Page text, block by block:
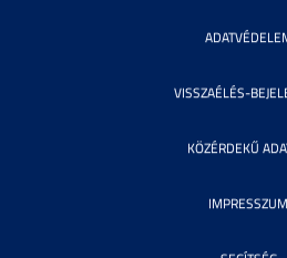
VISSZAÉLÉS-
KÖZÉRDEKŰ
IMPRESSZUM